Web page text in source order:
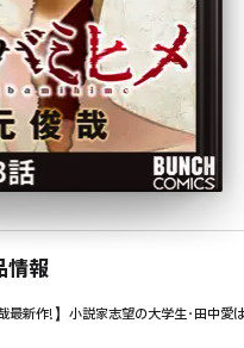
情報
最新作!】小説家志望の大学生・田中愛